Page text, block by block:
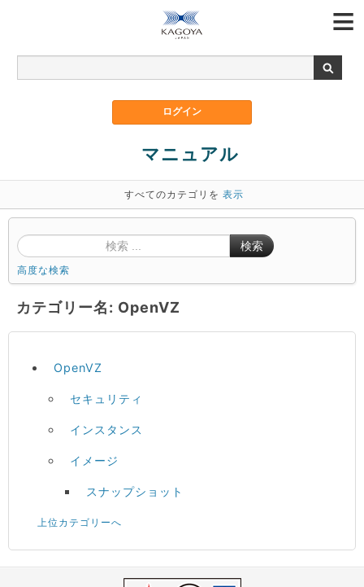
マニュアル
すべてのカテゴリを 表示
検索
高度な検索
カテゴリー名: OpenVZ
OpenVZ
セキュリティ
インスタンス
イメージ
スナップショット
上位カテゴリーへ